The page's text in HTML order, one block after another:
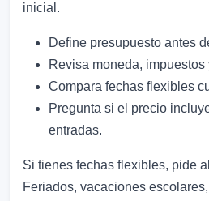
inicial.
Define presupuesto antes
Revisa moneda, impuestos
Compara fechas flexibles
Pregunta si el precio
entradas.
Si tienes fechas flexibles, pide
Feriados, vacaciones